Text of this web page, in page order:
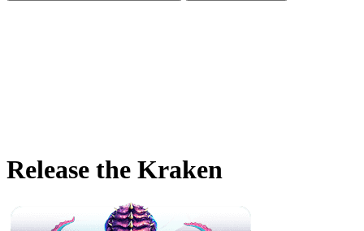
Release the Kraken